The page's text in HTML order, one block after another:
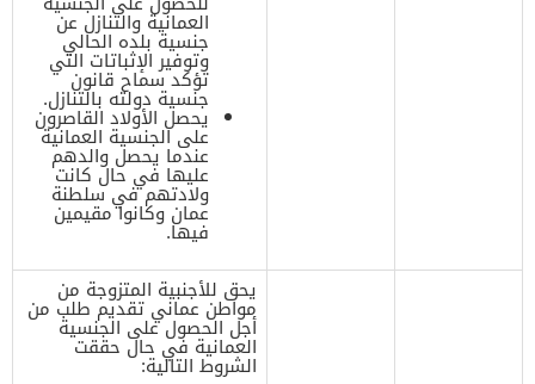
العمانية والتنازل عن
جنسية بلده الحالي
وتوفير الإثباتات التي
تؤكد سماح قانون
جنسية دولته بالتنازل.
يحصل الأولاد القاصرون
على الجنسية العمانية
عندما يحصل والدهم
عليها في حال كانت
ولادتهم في سلطنة
عمان وكانوا مقيمين
فيها.
يحق للأجنبية المتزوجة من
مواطن عماني تقديم طلب من
أجل الحصول على الجنسية
العمانية في حال حققت
الشروط التالية: